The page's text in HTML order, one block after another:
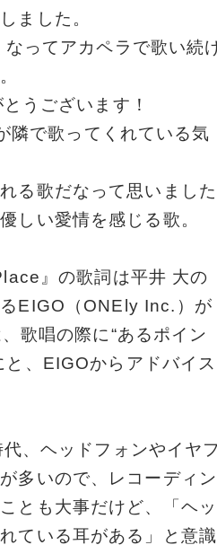
ました。
なってアカペラで歌い続
うございます！
隣で歌ってくれている気
る歌だなって思いました
しい愛情を感じる歌。
』の歌詞は平井 大の
EIGO（ONEly Inc.）が
歌唱の際に“あるポイン
と、EIGOからアドバイス
、ヘッドフォンやイヤ
多いので、レコーディン
とも大事だけど、「ヘッ
ている耳がある」と意識